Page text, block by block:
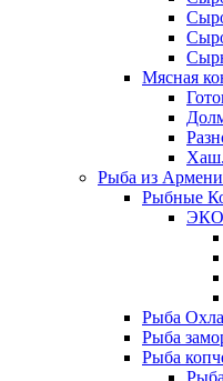
Мясная
Рыба из
Рыбные
Рыба
Рыба
Рыба